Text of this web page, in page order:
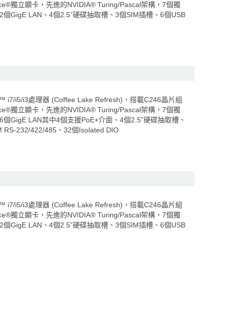
獨立顯卡，先進的NVIDIA® Turing/Pascal架構，7個獨
GigE LAN、4個2.5”硬碟抽取槽、3個SIM插槽、6個USB
i7/i5/i3處理器 (Coffee Lake Refresh)，搭載C246晶片組
獨立顯卡，先進的NVIDIA® Turing/Pascal架構，7個獨
GigE LAN其中4個支援PoE+介面、4個2.5”硬碟抽取槽、
RS-232/422/485、32個Isolated DIO
i7/i5/i3處理器 (Coffee Lake Refresh)，搭載C246晶片組
獨立顯卡，先進的NVIDIA® Turing/Pascal架構，7個獨
GigE LAN、4個2.5”硬碟抽取槽、3個SIM插槽、6個USB